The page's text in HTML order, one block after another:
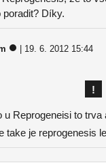
Díky.
| 19. 6. 2012 15:44
!
u Reprogeneisi to trva
take je reprogenesis